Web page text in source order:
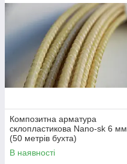
Композитна арматура
склопластикова Nano-sk 6 мм
(50 метрів бухта)
В наявності